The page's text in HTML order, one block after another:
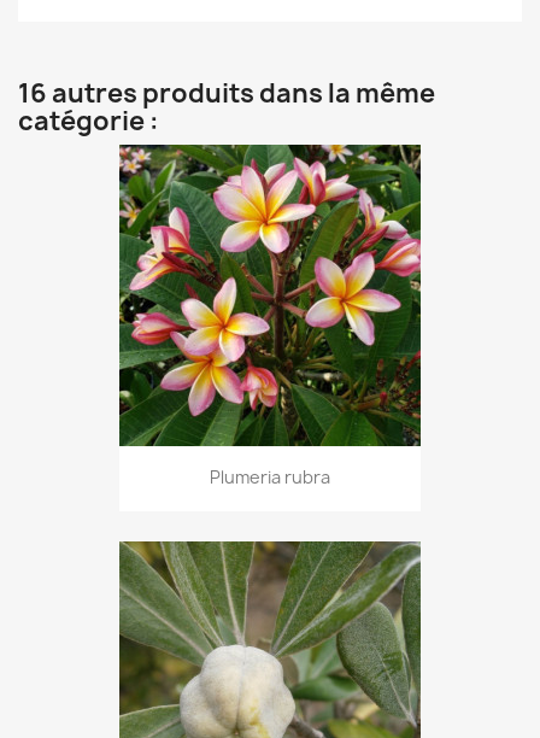
16 autres produits dans la même
catégorie :
Plumeria rubra